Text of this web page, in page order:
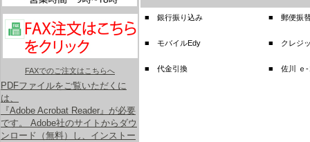
FAXでのご注文はこちらへ
PDFファイルをご覧いただくに
は、
『Adobe Acrobat Reader』が必要
です。 Adobe社のサイトからダウ
ンロード（無料）し、インストー
■ 銀行振り込み ■ 郵便振
■ モバイルEdy ■ クレジ
■ 代金引換 ■ 佐川 ｅ-